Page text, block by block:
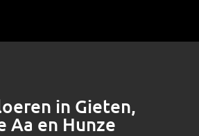
in Gieten,
Aa en Hunze